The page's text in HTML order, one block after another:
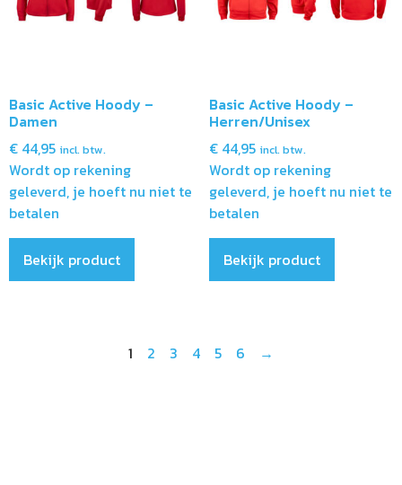
Basic Active Hoody –
Damen
€ 44,95 incl. btw.
Wordt op rekening
geleverd, je hoeft nu niet te
betalen
Bekijk product
Basic Active Hoody –
Herren/Unisex
€44,95 incl. btw.
Wordt op rekening
geleverd, je hoeft nu niet te
betalen
Bekijk product
1 2 3 4 5 6 →